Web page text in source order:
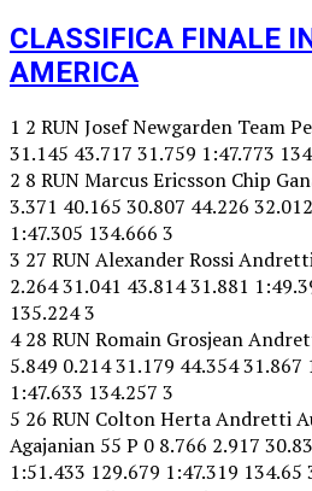
CLASSIFICA FINALE
AMERICA
1 2 RUN Josef Newgarden Team
31.145 43.717 31.759 1:47.773
2 8 RUN Marcus Ericsson Chip
3.371 40.165 30.807 44.226
1:47.305 134.666 3
3 27 RUN Alexander Rossi
2.264 31.041 43.814 31.881
135.224 3
4 28 RUN Romain Grosjean
5.849 0.214 31.179 44.354 31.867
1:47.633 134.257 3
5 26 RUN Colton Herta Andretti
Agajanian 55 P 0 8.766 2.917
1:51.433 129.679 1:47.319 134.65